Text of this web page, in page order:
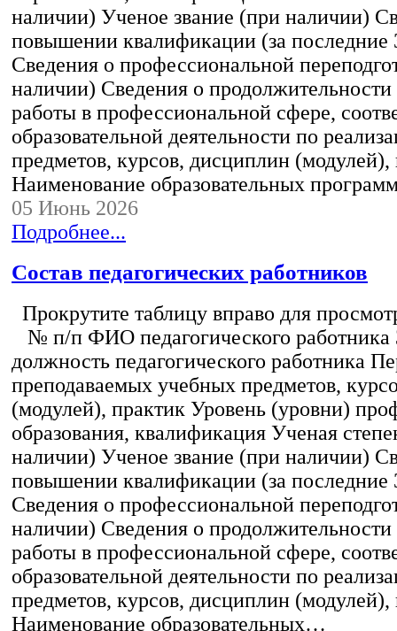
наличии) Ученое звание (при наличии)
повышении квалификации (за последние
Сведения о профессиональной
наличии) Сведения о
работы в профессиональной сфере,
образовательной деятельности по
предметов, курсов, дисциплин (модулей),
Наименование образовательных
05 Июнь 2026
Подробнее...
Состав педагогических работников
Прокрутите таблицу вправо для
№ п/п ФИО педагогического работника
должность педагогического работника
преподаваемых учебных предметов,
(модулей), практик Уровень (уровни)
образования, квалификация Ученая
наличии) Ученое звание (при наличии)
повышении квалификации (за последние
Сведения о профессиональной
наличии) Сведения о
работы в профессиональной сфере,
образовательной деятельности по
предметов, курсов, дисциплин (модулей),
Наименование образовательных…